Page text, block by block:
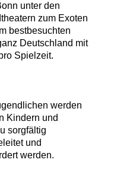
unter den
zum Exoten
bestbesuchten
Deutschland mit
Spielzeit.
werden
Kindern und
sorgfältig
und
werden.